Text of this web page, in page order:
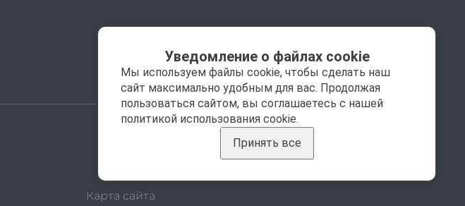
Карта сайта
Уведомление о файлах cookie
Мы используем файлы cookie, чтобы сделать наш
сайт максимально удобным для вас. Продолжая
пользоваться сайтом, вы соглашаетесь с нашей
политикой использования cookie.
Принять все